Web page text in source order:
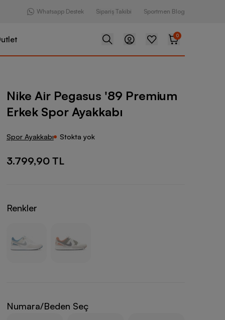
Whatsapp Destek Sipariş Takibi Sportmen Blog
0
'89 Premium Erkek Spor Ayakkabı
Nike Air Pegasus '89 Premium
Erkek Spor Ayakkabı
Spor Ayakkabı Stokta yok
3.799,90 TL
Renkler
Numara/Beden Seç